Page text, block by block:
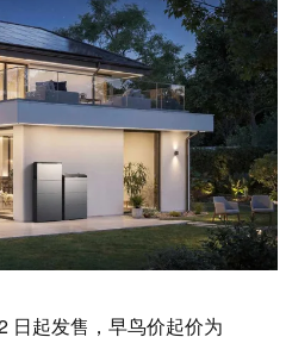
日起发售，早鸟价起价为